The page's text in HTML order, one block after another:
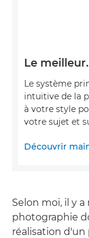
Le
Le système
intuitive de la
à votre style
votre sujet et
Découvrir
Selon moi, il y
photographie
réalisation d'un